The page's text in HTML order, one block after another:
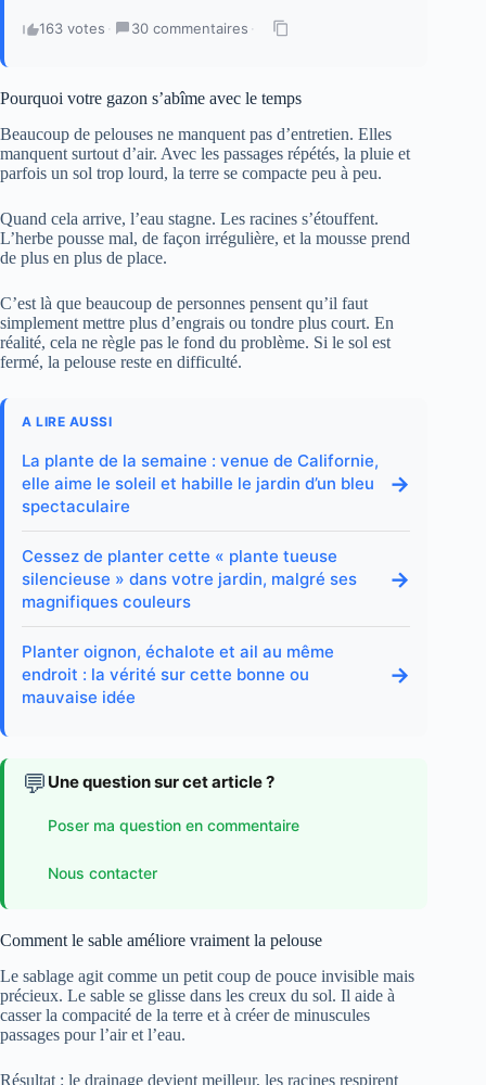
163 votes · 30 commentaires ·
Pourquoi votre gazon s’abîme avec le temps
Beaucoup de pelouses ne manquent pas d’entretien. Elles
manquent surtout d’air. Avec les passages répétés, la pluie et
parfois un sol trop lourd, la terre se compacte peu à peu.
Quand cela arrive, l’eau stagne. Les racines s’étouffent.
L’herbe pousse mal, de façon irrégulière, et la mousse prend
de plus en plus de place.
C’est là que beaucoup de personnes pensent qu’il faut
simplement mettre plus d’engrais ou tondre plus court. En
réalité, cela ne règle pas le fond du problème. Si le sol est
fermé, la pelouse reste en difficulté.
A LIRE AUSSI
La plante de la semaine : venue de Californie,
elle aime le soleil et habille le jardin d’un bleu
spectaculaire
→
Cessez de planter cette « plante tueuse
silencieuse » dans votre jardin, malgré ses
magnifiques couleurs
→
Planter oignon, échalote et ail au même
endroit : la vérité sur cette bonne ou
mauvaise idée
→
💬 Une question sur cet article ?
Poser ma question en commentaire
Nous contacter
Comment le sable améliore vraiment la pelouse
Le sablage agit comme un petit coup de pouce invisible mais
précieux. Le sable se glisse dans les creux du sol. Il aide à
casser la compacité de la terre et à créer de minuscules
passages pour l’air et l’eau.
Résultat : le drainage devient meilleur, les racines respirent